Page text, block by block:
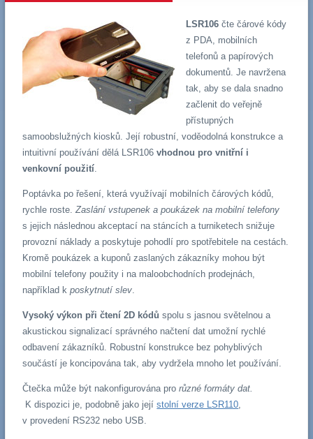
LSR106čte čárové kódy
z PDA, mobilních
telefonů a papírových
dokumentů. Je navržena
tak, aby se dala snadno
začlenit do veřejně
přístupných
samoobslužných kiosků. Její robustní, voděodolná konstrukce a
intuitivní používání dělá LSR106vhodnou pro vnitřní i
venkovní použití
Poptávka po řešení, která využívají mobilních čárových kódů,
rychle roste.Zaslání vstupenek a poukázek na mobilní telefony
s jejich následnou akceptací na stáncích a turniketech snižuje
provozní náklady a poskytuje pohodlí pro spotřebitele na cestách.
Kromě poukázek a kuponů zaslaných zákazníky mohou být
mobilní telefony použity i na maloobchodních prodejnách,
například kposkytnutí slev
Vysoký výkon při čtení 2D kódů spolu s jasnou světelnou a
akustickou signalizací správného načtení dat umožní rychlé
odbavení zákazníků. Robustní konstrukce bez pohyblivých
součástí je koncipována tak, aby vydržela mnoho let používání.
Čtečka může být nakonfigurována prorůzné formáty dat.
K dispozici je, podobně jako jejístolní verze LSR110
v provedení RS232 nebo USB.